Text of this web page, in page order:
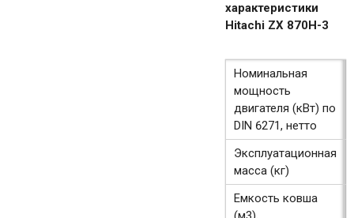
характеристики
Hitachi ZX 870H-3
Номинальная
мощность
двигателя (кВт) по
DIN 6271, нетто
Эксплуатационная
масса (кг)
Емкость ковша